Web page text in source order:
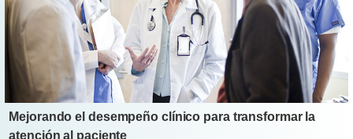
Mejorando el desempeño clínico para transformar la
atención al paciente